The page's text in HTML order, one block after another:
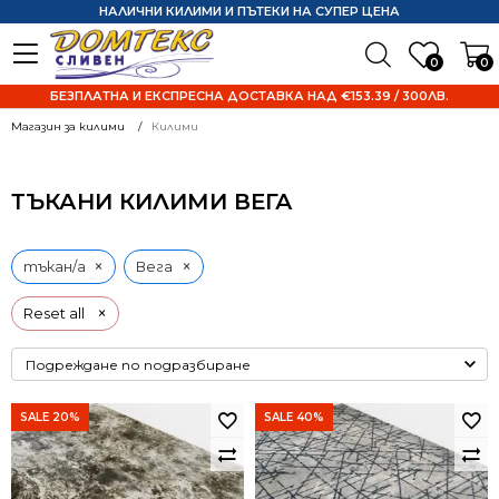
0 0
НАЛИЧНИ КИЛИМИ И ПЪТЕКИ НА СУПЕР ЦЕНА
БЕЗПЛАТНА И ЕКСПРЕСНА ДОСТАВКА НАД €153.39 / 300ЛВ.
Магазин за килими Килими
ТЪКАНИ КИЛИМИ ВЕГА
Reset all ×
тъкан/а × Вега ×
SALE 20% SALE 40%